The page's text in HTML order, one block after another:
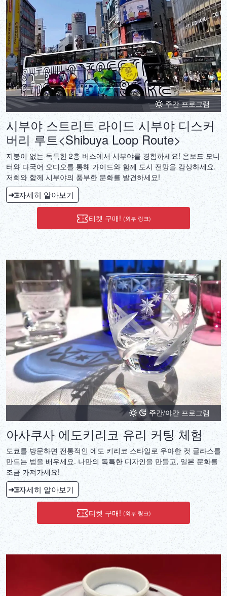
주간 프로그램
시부야 스트리트 라이드 시부야 디스커
버리 루트<Shibuya Loop Route>
지붕이 없는 독특한 2층 버스에서 시부야를 경험하세요! 온보드 모니
터와 다국어 오디오를 통해 가이드와 함께 도시 전망을 감상하세요.
저희와 함께 시부야의 풍부한 문화를 발견하세요!
자세히 알아보기
티켓 구매! (외부 링크)
주간/야간 프로그램
아사쿠사 에도키리코 유리 커팅 체험
도쿄를 방문하면 전통적인 에도 키리코 스타일로 우아한 컷 글라스를
만드는 법을 배우세요. 나만의 독특한 디자인을 만들고, 일본 문화를
조금 가져가세요!
자세히 알아보기
티켓 구매! (외부 링크)